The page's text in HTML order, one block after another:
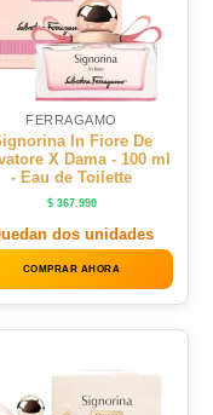
FERRAGAMO
In Fiore De
X Dama - 100 ml
- Eau de Toilette
$367.990
dos unidades
COMPRAR AHORA